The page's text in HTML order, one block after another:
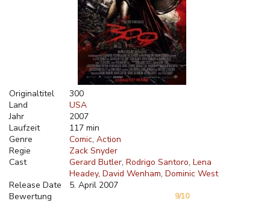
Originaltitel
300
Land
USA
Jahr
2007
Laufzeit
117 min
Genre
Comic Action
Regie
Zack Snyder
Cast
Gerard Butler Rodrigo Santoro Lena
Headey David Wenham Dominic West
Release Date
5. April 2007
Bewertung
9/10